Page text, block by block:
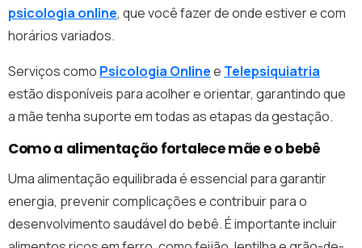
psicologia online, que você fazer de onde estiver e com
horários variados.
Serviços como Psicologia Onlinee Telepsiquiatria
estão disponíveis para acolher e orientar, garantindo que
a mãe tenha suporte em todas as etapas da gestação.
Como a alimentação fortalece mãe e o bebê
Uma alimentação equilibrada é essencial para garantir
energia, prevenir complicações e contribuir para o
desenvolvimento saudável do bebê. É importante incluir